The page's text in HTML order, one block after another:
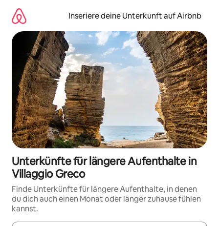
Inhalten
springen
Inseriere deine Unterkunft auf Airbnb
Unterkünfte für längere Aufenthalte in
Villaggio Greco
Finde Unterkünfte für längere Aufenthalte, in denen
du dich auch einen Monat oder länger zuhause fühlen
kannst.